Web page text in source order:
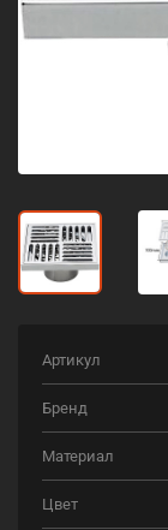
Артикул
Бренд
Материал
Цвет